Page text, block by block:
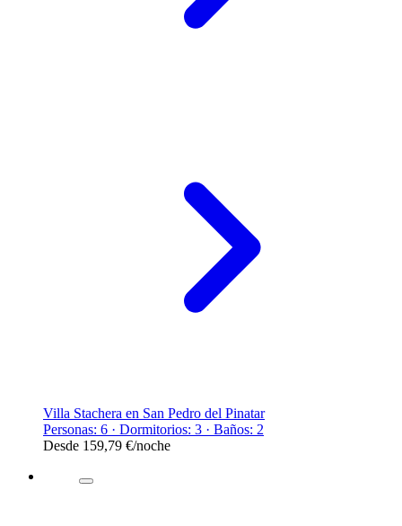
Villa Stachera en San Pedro del Pinatar
Personas: 6 · Dormitorios: 3 · Baños: 2
Desde 159,79 €/noche